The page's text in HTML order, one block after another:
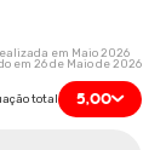
em Maio 2026
em 26 de Maio de 2026
total 5,00